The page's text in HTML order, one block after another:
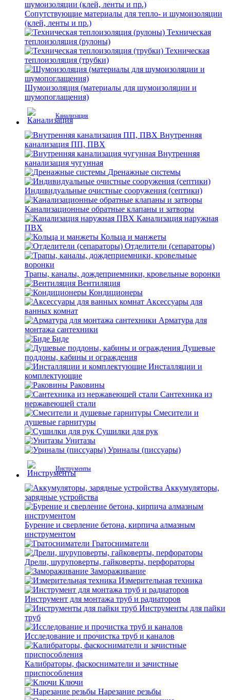
Сопутствующие материалы для тепло- и шумоизоляции
(клей, ленты и пр.)
Техническая
теплоизоляция (рулоны)
Техническая
теплоизоляция (трубки)
Шумоизоляция (материалы для шумоизоляции и
шумопоглащения)
Канализация
Внутренняя
канализация ПП, ПВХ
Внутренняя
канализация чугунная
Дренажные системы
Индивидуальные очистные сооружения (септики)
Канализационные обратные клапаны и затворы
Канализация наружная
ПВХ
Кольца и манжеты
Отделители (сепараторы)
Трапы, каналы, дождеприемники, кровельные воронки
Вентиляция
Кондиционеры
Аксессуары для
ванных комнат
Арматура для
монтажа сантехники
Биде
Душевые
поддоны, кабины и ограждения
Инсталляции и
комплектующие
Раковины
Сантехника из
нержавеющей стали
Смесители и
душевые гарнитуры
Сушилки для рук
Унитазы
Уриналы (писсуары)
Инструменты
Аккумуляторы,
зарядные устройства
Бурение и сверление бетона, кирпича алмазным
инструментом
Гратосниматели
Дрели, шуруповерты, гайковерты, перфораторы
Замораживание
Измерительная техника
Инструмент для монтажа труб и радиаторов
Инструменты для пайки
труб
Исследование и прочистка труб и каналов
Калибраторы, фаскосниматели и зачистные
приспособления
Ключи
Нарезание резьбы